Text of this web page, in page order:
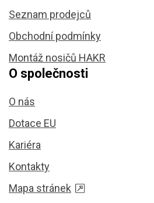
Seznam prodejců
Obchodní podmínky
Montáž nosičů HAKR
O společnosti
O nás
Dotace EU
Kariéra
Kontakty
Mapa stránek